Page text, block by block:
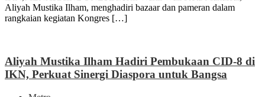
Aliyah Mustika Ilham, menghadiri bazaar dan pameran dalam
rangkaian kegiatan Kongres […]
Aliyah Mustika Ilham Hadiri Pembukaan CID-8 di
IKN, Perkuat Sinergi Diaspora untuk Bangsa